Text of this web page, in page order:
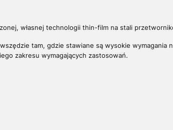
własnej technologii thin-film na stali
tam, gdzie stawiane są wysokie wymagania
zakresu wymagających zastosowań.